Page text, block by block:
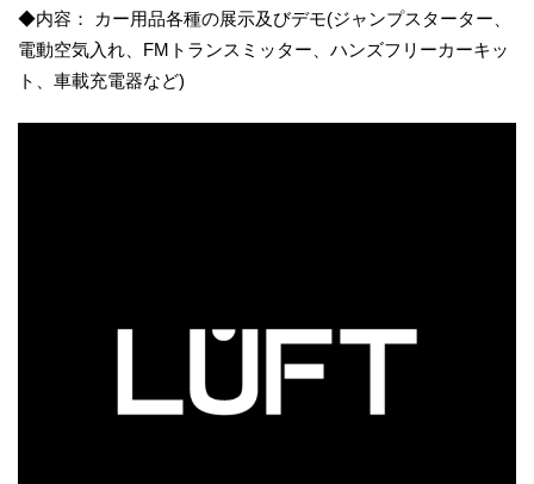
◆内容： カー用品各種の展示及びデモ(ジャンプスターター、
電動空気入れ、FMトランスミッター、ハンズフリーカーキッ
ト、車載充電器など)